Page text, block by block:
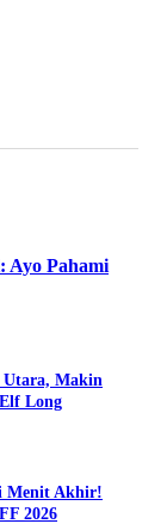
Ayo Pahami
Utara, Makin
Long
Menit Akhir!
2026